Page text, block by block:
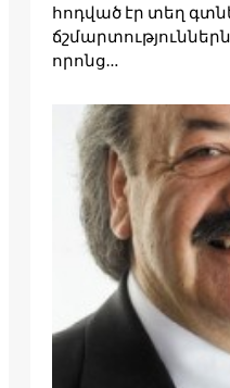
հոդված էր տեղ
որոնց…